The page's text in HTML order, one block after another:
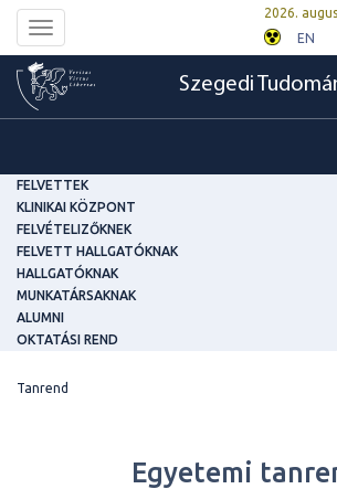
Toggle
navigation
2026.
EN
Szegedi
FELVETTEK
KLINIKAI KÖZPONT
FELVÉTELIZŐKNEK
FELVETT HALLGATÓKNAK
HALLGATÓKNAK
MUNKATÁRSAKNAK
ALUMNI
OKTATÁSI REND
Tanrend
Egyetemi